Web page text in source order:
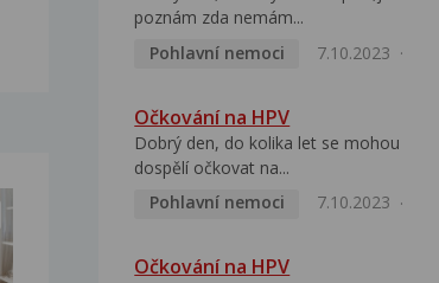
poznám zda nemám...
Pohlavní nemoci
7.10.2023
Očkování na HPV
Dobrý den, do kolika let se mohou
dospělí očkovat na...
Pohlavní nemoci
7.10.2023
Očkování na HPV